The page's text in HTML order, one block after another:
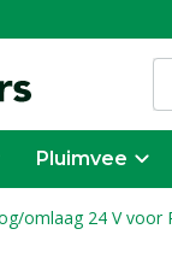
Pluimvee
omlaag 24 V voor